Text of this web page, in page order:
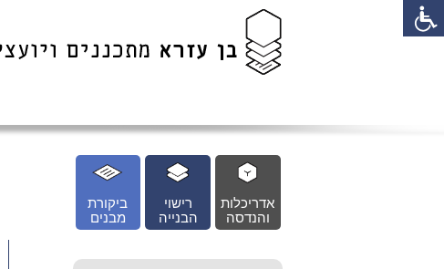
ביקורת
מבנים
רישוי
הבנייה
אדריכלות
והנדסה